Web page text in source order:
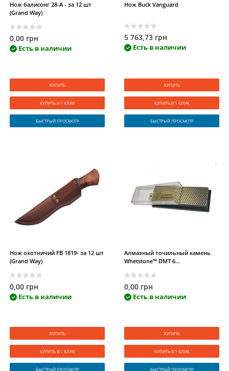
Нож балисонг 28-A - за 12 шт
(Grand Way)
0,00 грн
Есть в наличии
КУПИТЬ
КУПИТЬ В 1 КЛИК
БЫСТРЫЙ ПРОСМОТР
Нож Buck Vanguard
5 763,73 грн
Есть в наличии
КУПИТЬ
КУПИТЬ В 1 КЛИК
БЫСТРЫЙ ПРОСМОТР
Нож охотничий FB 1819- за 12 шт
(Grand Way)
0,00 грн
Есть в наличии
КУПИТЬ
КУПИТЬ В 1 КЛИК
БЫСТРЫЙ ПРОСМОТР
Алмазный точильный камень
Whetstone™ DMT 6...
0,00 грн
Есть в наличии
КУПИТЬ
КУПИТЬ В 1 КЛИК
БЫСТРЫЙ ПРОСМОТР